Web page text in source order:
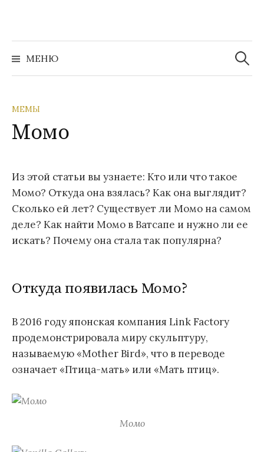
содержимому
МЕНЮ
Найти:
МЕМЫ
Момо
Из этой статьи вы узнаете: Кто или что такое
Момо? Откуда она взялась? Как она выглядит?
Сколько ей лет? Существует ли Момо на самом
деле? Как найти Момо в Ватсапе и нужно ли ее
искать? Почему она стала так популярна?
Откуда появилась Момо?
В 2016 году японская компания Link Factory
продемонстрировала миру скульптуру,
называемую «Mother Bird», что в переводе
означает «Птица-мать» или «Мать птиц».
Момо